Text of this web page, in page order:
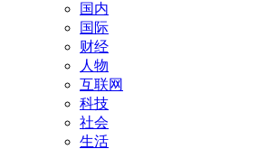
国内
国际
财经
人物
互联网
科技
社会
生活